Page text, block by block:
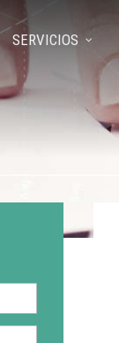
SERVICIOS